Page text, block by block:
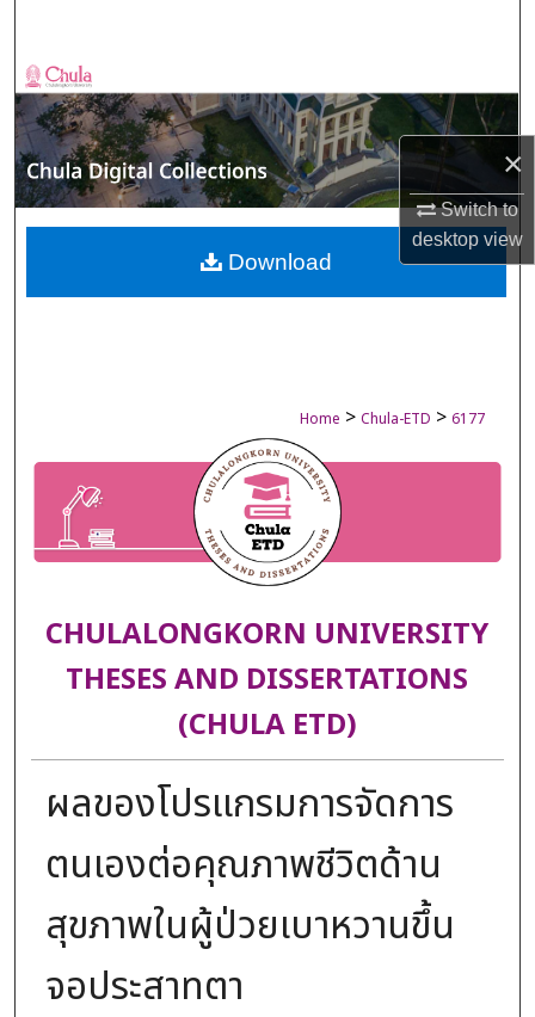
×
Switch to
desktopview
Browse Collections
My Account
About
Digital Commons Network™
Home > Chula-ETD > 6177
CHULALONGKORN UNIVERSITY
THESES AND DISSERTATIONS
(CHULA ETD)
ผลของโปรแกรมการจัดการ
ตนเองต่อคุณภาพชีวิตด้าน
สุขภาพในผู้ป่วยเบาหวานขึ้น
จอประสาทตา
Download